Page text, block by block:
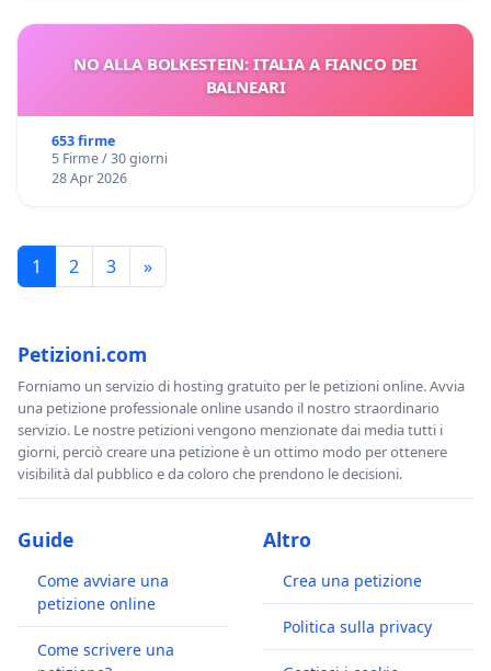
NO ALLA BOLKESTEIN: ITALIA A FIANCO DEI
BALNEARI
653 firme
5 Firme / 30 giorni
28 Apr 2026
1 2 3 »
Petizioni.com
Forniamo un servizio di hosting gratuito per le petizioni online. Avvia
una petizione professionale online usando il nostro straordinario
servizio. Le nostre petizioni vengono menzionate dai media tutti i
giorni, perciò creare una petizione è un ottimo modo per ottenere
visibilità dal pubblico e da coloro che prendono le decisioni.
Guide
Come avviare una
petizione online
Come scrivere una
Altro
Crea una petizione
Politica sulla privacy